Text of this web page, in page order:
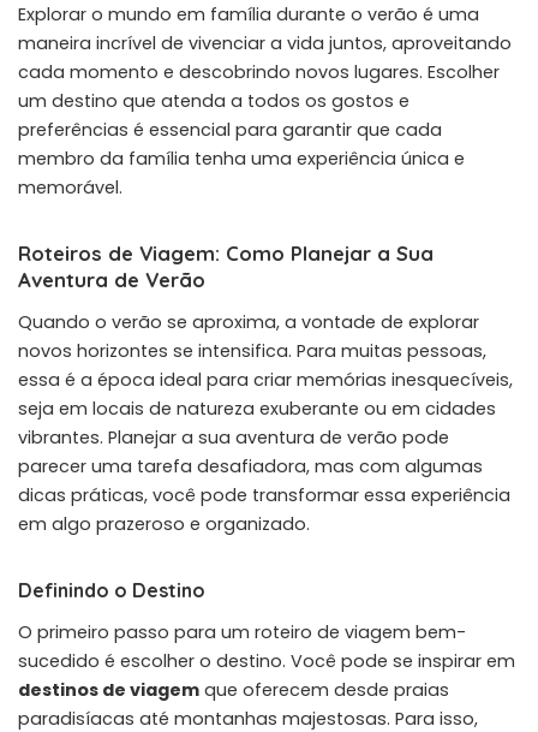
Explorar o mundo em família durante o verão é uma
maneira incrível de vivenciar a vida juntos, aproveitando
cada momento e descobrindo novos lugares. Escolher
um destino que atenda a todos os gostos e
preferências é essencial para garantir que cada
membro da família tenha uma experiência única e
memorável.
Roteiros de Viagem: Como Planejar a Sua
Aventura de Verão
Quando o verão se aproxima, a vontade de explorar
novos horizontes se intensifica. Para muitas pessoas,
essa é a época ideal para criar memórias inesquecíveis,
seja em locais de natureza exuberante ou em cidades
vibrantes. Planejar a sua aventura de verão pode
parecer uma tarefa desafiadora, mas com algumas
dicas práticas, você pode transformar essa experiência
em algo prazeroso e organizado.
Definindo o Destino
O primeiro passo para um roteiro de viagem bem-
sucedido é escolher o destino. Você pode se inspirar em
destinos de viagem que oferecem desde praias
paradisíacas até montanhas majestosas. Para isso,